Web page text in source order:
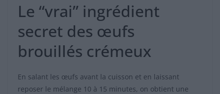
Le “vrai” ingrédient
secret des œufs
brouillés crémeux
En salant les œufs avant la cuisson et en laissant
reposer le mélange 10 à 15 minutes, on obtient une